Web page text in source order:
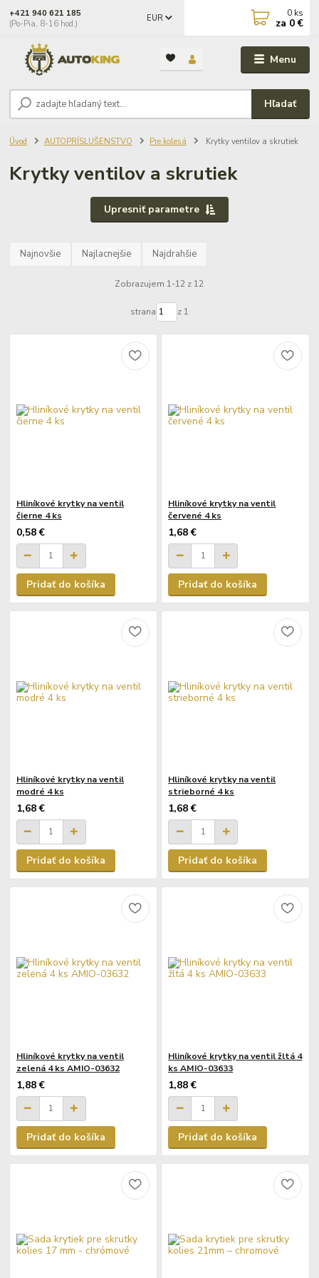
Menu
EUR
Hľadať
+421 940 621 185
(Po-Pia, 8-16 hod.)
0 ks
za 0 €
Úvod AUTOPRÍSLUŠENSTVO Pre kolesá Krytky ventilov a skrutiek
Krytky ventilov a skrutiek
Upresniť parametre
Najnovšie Najlacnejšie Najdrahšie
Zobrazujem 1-12 z 12
strana z 1
Hliníkové krytky na ventil
čierne 4 ks
0,58 €
Pridať do košíka
Hliníkové krytky na ventil
červené 4 ks
1,68 €
Pridať do košíka
Hliníkové krytky na ventil
modré 4 ks
1,68 €
Pridať do košíka
Hliníkové krytky na ventil
strieborné 4 ks
1,68 €
Pridať do košíka
Hliníkové krytky na ventil
zelená 4 ks AMIO-03632
1,88 €
Pridať do košíka
Hliníkové krytky na ventil žltá 4
ks AMIO-03633
1,88 €
Pridať do košíka